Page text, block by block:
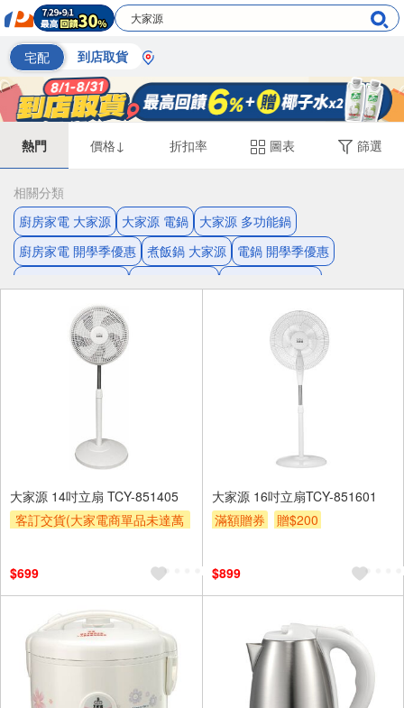
宅配 到店取貨
熱門 價格↓ 折扣率 圖表 篩選
相關分類
廚房家電 大家源
大家源 電鍋
大家源 多功能鍋
廚房家電 開學季優惠 煮飯鍋 大家源
電鍋 開學季優惠
大家源 不鏽鋼
大家源 14吋立扇 TCY-851405
客訂交貨(大家電商單品未達萬
滿額贈券
$699
大家源 16吋立扇TCY-851601
滿額贈券
贈$200
$899